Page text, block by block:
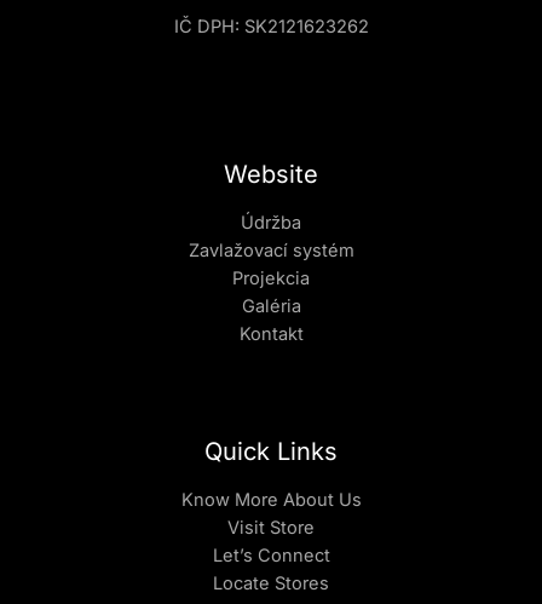
IČ DPH: SK2121623262
Website
Údržba
Zavlažovací systém
Projekcia
Galéria
Kontakt
Quick Links
Know More About Us
Visit Store
Let’s Connect
Locate Stores